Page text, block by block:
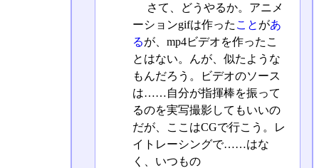
さて、どうやるか。アニメ
ーションgifは作った こと があ
るが、mp4ビデオを作ったこ
とはない。んが、似たような
もんだろう。ビデオのソース
は……自分が指揮棒を振って
るのを実写撮影してもいいの
だが、ここはCGで行こう。レ
イトレーシングで……はな
く、いつもの